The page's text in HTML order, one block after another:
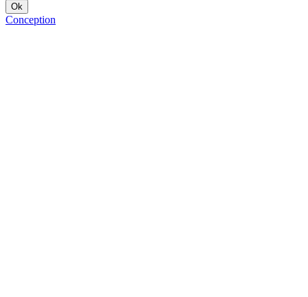
Conception